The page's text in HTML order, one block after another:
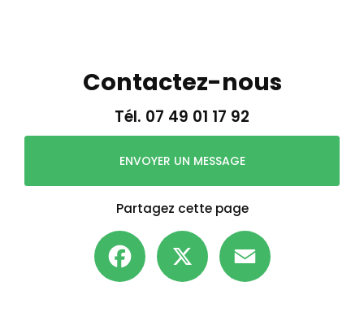
Contactez-nous
Tél. 07 49 01 17 92
ENVOYER UN MESSAGE
Partagez cette page
Facebook